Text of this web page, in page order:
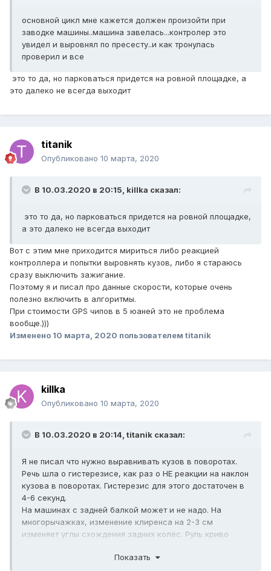
основной цикл мне кажется должен произойти при
заводке машины..машина завелась...контролер это
увидел и выровнял по пресесту..и как тронулась
проверил и все
это то да, но парковаться придется на ровной площадке, а
это далеко не всегда выходит
titanik
Опубликовано 10 марта, 2020
В 10.03.2020 в 20:15, killka сказал:
это то да, но парковаться придется на ровной площадке,
а это далеко не всегда выходит
Вот с этим мне приходится мириться либо реакцией
контроллера и попытки выровнять кузов, либо я стараюсь
сразу выключить зажигание.
Поэтому я и писал про данные скорости, которые очень
полезно включить в алгоритмы.
При стоимости GPS чипов в 5 юаней это не проблема
вообще.)))
Изменено 10 марта, 2020 пользователем titanik
killka
Опубликовано 10 марта, 2020
В 10.03.2020 в 20:14, titanik сказал:
Я не писал что нужно выравнивать кузов в поворотах.
Речь шла о гистерезисе, как раз о НЕ реакции на наклон
кузова в поворотах. Гистерезис для этого достаточен в
4-6 секунд.
На машинах с задней балкой может и не надо. На
многорычажках, изменение клиренса на 2-3 см
изменяет углы схождения задних колёс. Руль криво
сход-развал очень точно и на средней ездовой высоте.
Показать